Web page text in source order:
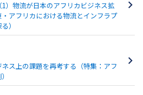
）物流が日本のアフリカビジネス拡
アフリカにおける物流とインフラプ
）
ス上の課題を再考する（特集：アフ